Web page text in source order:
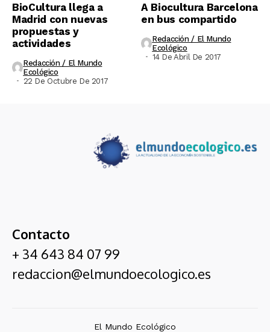
BioCultura llega a
Madrid con nuevas
propuestas y
actividades
Redacción / El Mundo
Ecológico
22 De Octubre De 2017
A Biocultura Barcelona
en bus compartido
Redacción / El Mundo
Ecológico
14 De Abril De 2017
Contacto
+ 34 643 84 07 99
redaccion@elmundoecologico.es
El Mundo Ecológico